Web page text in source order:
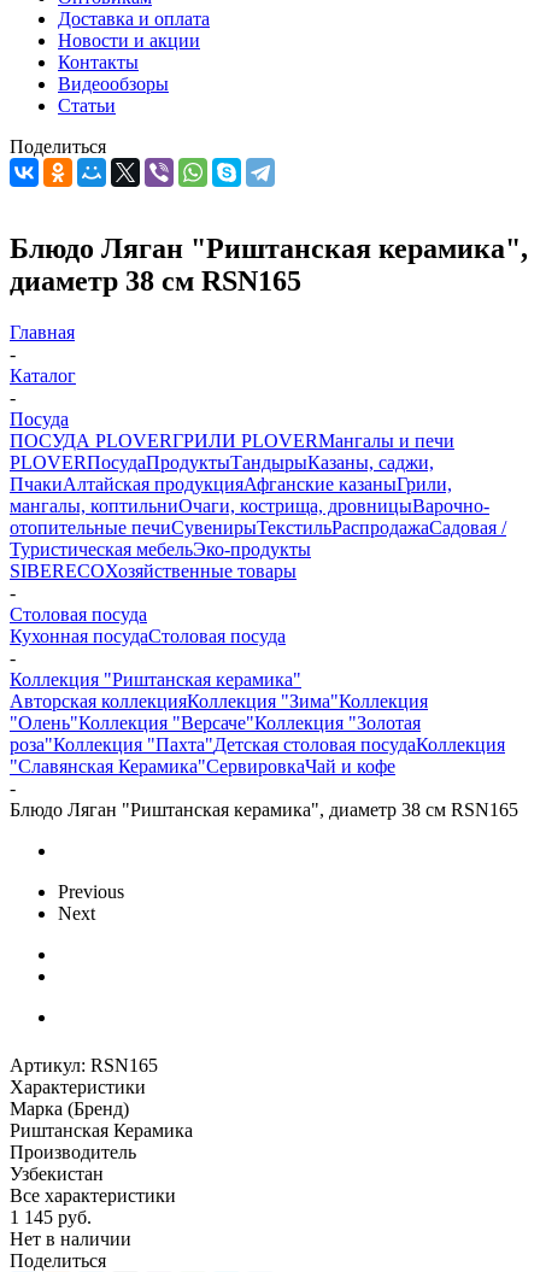
Доставка и оплата
Новости и акции
Контакты
Видеообзоры
Статьи
Поделиться
Блюдо Ляган "Риштанская керамика",
диаметр 38 см RSN165
Главная
-
Каталог
-
Посуда
ПОСУДА PLOVERГРИЛИ PLOVERМангалы и печи
PLOVERПосудаПродуктыТандырыКазаны, саджи,
ПчакиАлтайская продукцияАфганские казаныГрили,
мангалы, коптильниОчаги, кострища, дровницыВарочно-
отопительные печиСувенирыТекстильРаспродажаСадовая /
Туристическая мебельЭко-продукты
SIBERECOХозяйственные товары
-
Столовая посуда
Кухонная посудаСтоловая посуда
-
Коллекция "Риштанская керамика"
Авторская коллекцияКоллекция "Зима"Коллекция
"Олень"Коллекция "Версаче"Коллекция "Золотая
роза"Коллекция "Пахта"Детская столовая посудаКоллекция
"Славянская Керамика"СервировкаЧай и кофе
-
Блюдо Ляган "Риштанская керамика", диаметр 38 см RSN165
Previous
Next
Артикул: RSN165
Характеристики
Марка (Бренд)
Риштанская Керамика
Производитель
Узбекистан
Все характеристики
1 145 руб.
Нет в наличии
Поделиться